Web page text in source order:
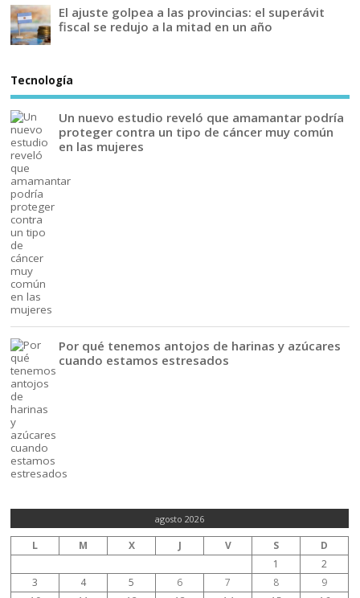
El ajuste golpea a las provincias: el superávit
fiscal se redujo a la mitad en un año
Tecnología
Un nuevo estudio reveló que amamantar podría
proteger contra un tipo de cáncer muy común
en las mujeres
Por qué tenemos antojos de harinas y azúcares
cuando estamos estresados
agosto 2026
L M X J V S
D
1
2
3
4 5 6 7 8
9